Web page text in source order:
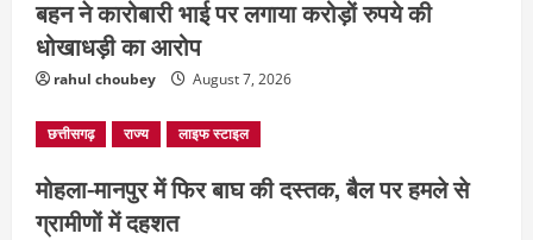
बहन ने कारोबारी भाई पर लगाया करोड़ों रुपये की
धोखाधड़ी का आरोप
rahul choubey August 7, 2026
छत्तीसगढ़ राज्य लाइफ स्टाइल
मोहला-मानपुर में फिर बाघ की दस्तक, बैल पर हमले से
ग्रामीणों में दहशत